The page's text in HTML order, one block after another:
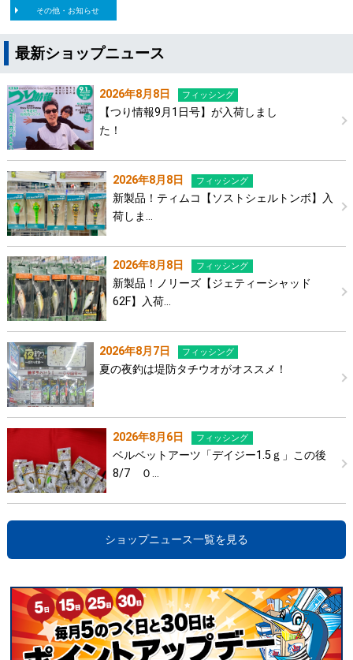
その他・お知らせ
最新ショップニュース
2026年8月8日 フィッシング
【つり情報9月1日号】が入荷しまし
た！
2026年8月8日 フィッシング
新製品！ティムコ【ソストシェルトンボ】入
荷しま…
2026年8月8日 フィッシング
新製品！ノリーズ【ジェティーシャッド
62F】入荷…
2026年8月7日 フィッシング
夏の夜釣は堤防タチウオがオススメ！
2026年8月6日 フィッシング
ベルベットアーツ「デイジー1.5ｇ」この後
8/7 ０…
ショップニュース一覧を見る